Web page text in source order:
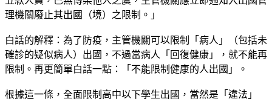
理機關廢止其出國（境）之限制。」
白話的解釋：為了防疫，主管機關可以限制「病人」（包括未
確診的疑似病人）出國，不過當病人「回復健康」，就不能再
限制。再更簡單白話一點：「不能限制健康的人出國」。
根據這一條，全面限制高中以下學生出國，當然是「違法」